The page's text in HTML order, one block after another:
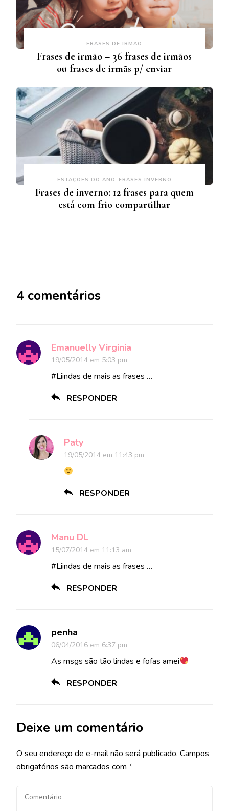
FRASES DE IRMÃO
Frases de irmão – 36 frases de irmãos
ou frases de irmãs p/ enviar
ESTAÇÕES DO ANO FRASES INVERNO
Frases de inverno: 12 frases para quem
está com frio compartilhar
4 comentários
Emanuelly Virginia
19/05/2014 em 5:03 pm
#Liindas de mais as frases …
RESPONDER
Paty
19/05/2014 em 11:43 pm
RESPONDER
Manu DL
15/07/2014 em 11:13 am
#Liindas de mais as frases …
RESPONDER
penha
06/04/2016 em 6:37 pm
As msgs são tão lindas e fofas amei
RESPONDER
Deixe um comentário
O seu endereço de e-mail não será publicado. Campos
obrigatórios são marcados com *